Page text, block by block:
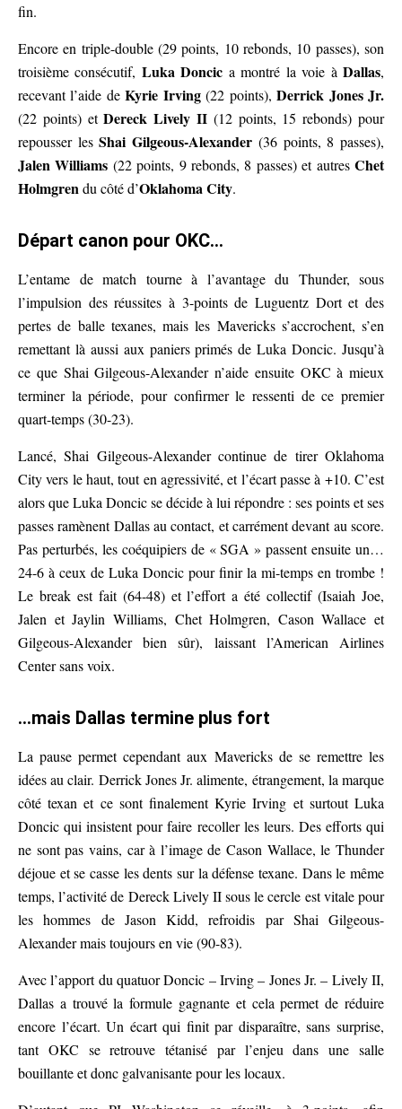
fin.
Encore en triple-double (29 points, 10 rebonds, 10 passes), son
troisième consécutif, Luka Doncic a montré la voie àDallas,
recevant l’aide deKyrie Irving(22 points),Derrick Jones Jr.
(22 points) etDereck Lively II (12 points, 15 rebonds) pour
repousser lesShai Gilgeous-Alexander (36 points, 8 passes),
Jalen Williams (22 points, 9 rebonds, 8 passes) et autresChet
Holmgrendu côté d’Oklahoma City.
Départ canon pour OKC…
L’entame de match tourne à l’avantage du Thunder, sous
l’impulsion des réussites à 3-points de Luguentz Dort et des
pertes de balle texanes, mais les Mavericks s’accrochent, s’en
remettant là aussi aux paniers primés de Luka Doncic. Jusqu’à
ce que Shai Gilgeous-Alexander n’aide ensuite OKC à mieux
terminer la période, pour confirmer le ressenti de ce premier
quart-temps (30-23).
Lancé, Shai Gilgeous-Alexander continue de tirer Oklahoma
City vers le haut, tout en agressivité, et l’écart passe à +10. C’est
alors que Luka Doncic se décide à lui répondre : ses points et ses
passes ramènent Dallas au contact, et carrément devant au score.
Pas perturbés, les coéquipiers de « SGA » passent ensuite un…
24-6 à ceux de Luka Doncic pour finir la mi-temps en trombe !
Le break est fait (64-48) et l’effort a été collectif (Isaiah Joe,
Jalen et Jaylin Williams, Chet Holmgren, Cason Wallace et
Gilgeous-Alexander bien sûr), laissant l’American Airlines
Center sans voix.
…mais Dallas termine plus fort
La pause permet cependant aux Mavericks de se remettre les
idées au clair. Derrick Jones Jr. alimente, étrangement, la marque
côté texan et ce sont finalement Kyrie Irving et surtout Luka
Doncic qui insistent pour faire recoller les leurs. Des efforts qui
ne sont pas vains, car à l’image de Cason Wallace, le Thunder
déjoue et se casse les dents sur la défense texane. Dans le même
temps, l’activité de Dereck Lively II sous le cercle est vitale pour
les hommes de Jason Kidd, refroidis par Shai Gilgeous-
Alexander mais toujours en vie (90-83).
Avec l’apport du quatuor Doncic – Irving – Jones Jr. – Lively II,
Dallas a trouvé la formule gagnante et cela permet de réduire
encore l’écart. Un écart qui finit par disparaître, sans surprise,
tant OKC se retrouve tétanisé par l’enjeu dans une salle
bouillante et donc galvanisante pour les locaux.